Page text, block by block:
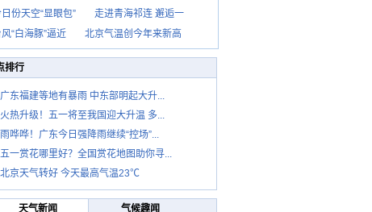
份天空“显眼包”
走进青海祁连 邂逅一
风“白海豚”逼近
北京气温创今年来新高
排行
广东福建等地有暴雨 中东部明起大升...
火热升级！五一将至我国迎大升温 多...
雨哗哗！广东今日强降雨继续“控场”...
五一赏花哪里好？全国赏花地图助你寻...
北京天气转好 今天最高气温23℃
天气新闻 气候趣闻